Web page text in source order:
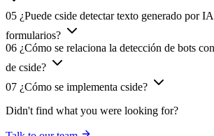
05 ¿Puede cside detectar texto generado por
formularios?
06 ¿Cómo se relaciona la detección de bots
de cside?
07 ¿Cómo se implementa cside?
Didn't find what you were looking for?